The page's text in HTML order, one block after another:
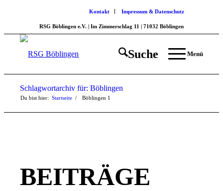
Kontakt Impressum & Datenschutz
RSG Böblingen e.V. | Im Zimmerschlag 11 | 71032 Böblingen
Suche Menü
Schlagwortarchiv für: Böblingen
Du bist hier: Startseite 1
/ Böblingen
BEITRÄGE